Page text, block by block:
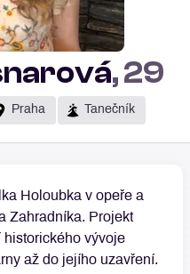
, 29
Praha Tanečník
Holoubka v opeře a
Zahradníka. Projekt
historického vývoje
až do jejího uzavření.